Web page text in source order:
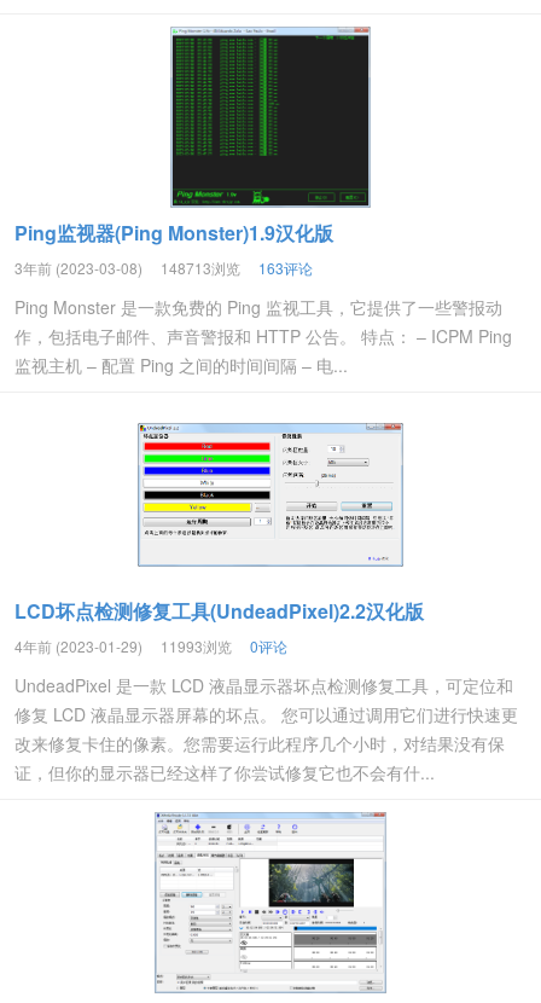
Ping监视器(Ping Monster)1.9汉化版
3年前 (2023-03-08) 148713浏览 163评论
Ping Monster 是一款免费的 Ping 监视工具，它提供了一些警报动
作，包括电子邮件、声音警报和 HTTP 公告。 特点： – ICPM Ping
监视主机 – 配置 Ping 之间的时间间隔 – 电...
LCD坏点检测修复工具(UndeadPixel)2.2汉化版
4年前 (2023-01-29) 11993浏览 0评论
UndeadPixel 是一款 LCD 液晶显示器坏点检测修复工具，可定位和
修复 LCD 液晶显示器屏幕的坏点。 您可以通过调用它们进行快速更
改来修复卡住的像素。您需要运行此程序几个小时，对结果没有保
证，但你的显示器已经这样了你尝试修复它也不会有什...